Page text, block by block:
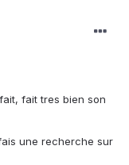
fait tres bien son
une recherche sur